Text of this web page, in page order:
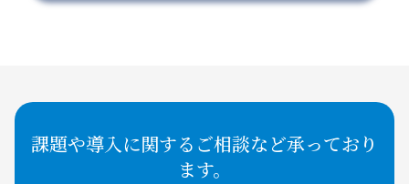
課題や導入に関するご相談など承っており
ます。